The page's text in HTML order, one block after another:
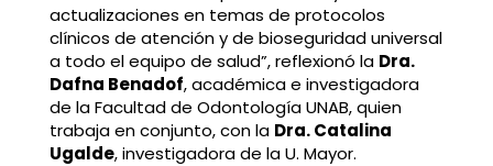
actualizaciones en temas de protocolos
clínicos de atención y de bioseguridad universal
a todo el equipo de salud”, reflexionó la Dra.
Dafna Benadof, académica e investigadora
de la Facultad de Odontología UNAB, quien
trabaja en conjunto, con la Dra. Catalina
Ugalde, investigadora de la U. Mayor.